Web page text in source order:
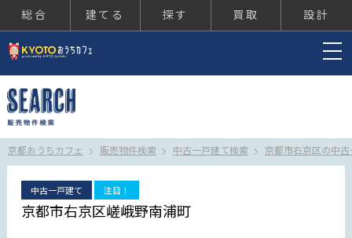
総合 建てる 探す 買取 設計
京都おうちカフェ 販売物件検索 中古一戸建て検索 京都市右京区の中
中古一戸建て 注目！
京都市右京区嵯峨野南浦町